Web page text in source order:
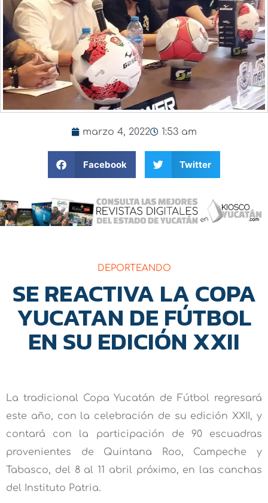
marzo 4, 2022 1:53 am
Facebook Twitter
DEPORTEANDO
SE REACTIVA LA COPA
YUCATAN DE FÚTBOL
EN SU EDICIÓN XXII
La tradicional Copa Yucatán de Fútbol regresará
este año, con la celebración de su edición XXII, y
contará con la participación de 90 escuadras
provenientes de Quintana Roo, Campeche y
Tabasco, del 8 al 11 abril próximo, en las canchas
del Instituto Patria.